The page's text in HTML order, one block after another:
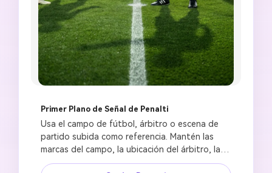
Primer Plano de Señal de Penalti
Usa el campo de fútbol, árbitro o escena de
partido subida como referencia. Mantén las
marcas del campo, la ubicación del árbitro, la
escala de la multitud y la dirección de la luz